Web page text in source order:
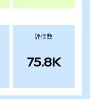
評価数
75.8K